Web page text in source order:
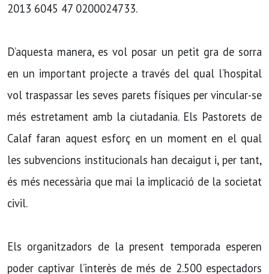
2013 6045 47 0200024733.
D’aquesta manera, es vol posar un petit gra de sorra
en un important projecte a través del qual l’hospital
vol traspassar les seves parets físiques per vincular-se
més estretament amb la ciutadania. Els Pastorets de
Calaf faran aquest esforç en un moment en el qual
les subvencions institucionals han decaigut i, per tant,
és més necessària que mai la implicació de la societat
civil.
Els organitzadors de la present temporada esperen
poder captivar l’interès de més de 2.500 espectadors